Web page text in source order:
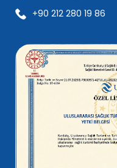
+90 212 280 19 86